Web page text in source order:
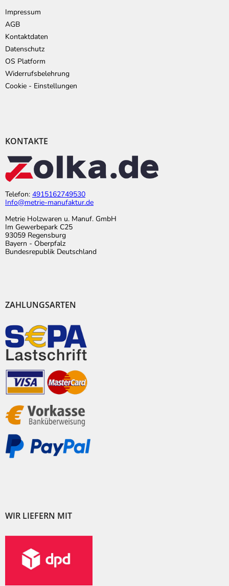
Impressum
AGB
Kontaktdaten
Datenschutz
OS Platform
Widerrufsbelehrung
Cookie - Einstellungen
KONTAKTE
Telefon: 4915162749530
Info@metrie-manufaktur.de
Metrie Holzwaren u. Manuf. GmbH
Im Gewerbepark C25
93059 Regensburg
Bayern - Oberpfalz
Bundesrepublik Deutschland
ZAHLUNGSARTEN
WIR LIEFERN MIT